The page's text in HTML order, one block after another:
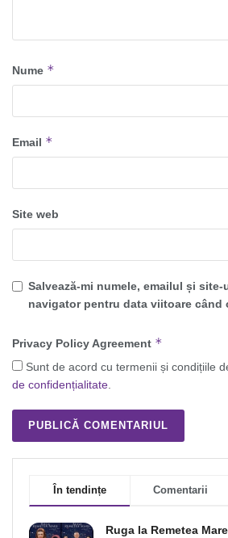
Nume *
Email *
Site web
Salvează-mi numele, emailul și
navigator pentru data viitoare când
Privacy Policy Agreement *
Sunt de acord cu termenii și condițiile
de confidențialitate.
În tendințe Comentarii
Ruga la Remetea